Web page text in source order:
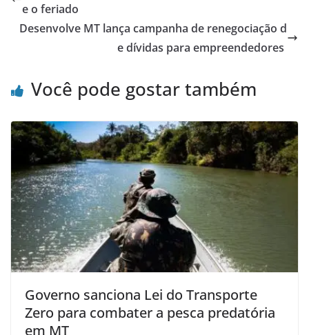
e o feriado
Desenvolve MT lança campanha de renegociação d
e dívidas para empreendedores
Você pode gostar também
Governo sanciona Lei do Transporte
Zero para combater a pesca predatória
em MT